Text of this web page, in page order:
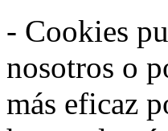
- Cookies
nosotros o
más eficaz